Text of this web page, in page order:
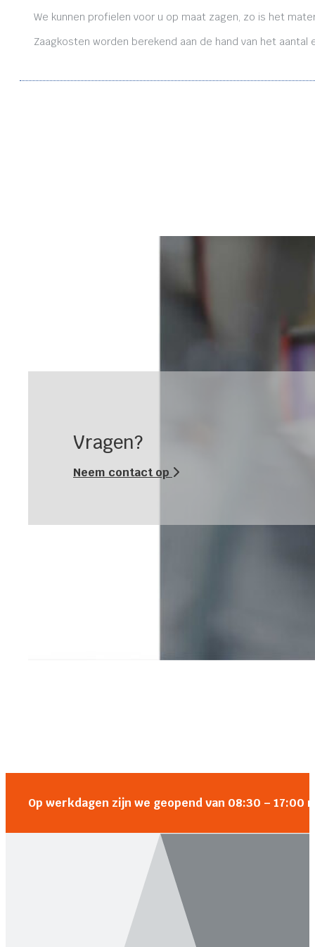
We kunnen profielen voor u op maat zagen, zo is het
Zaagkosten worden berekend aan de hand van het
Vragen?
Neem contact op
Op werkdagen zijn we geopend van 08:30 –